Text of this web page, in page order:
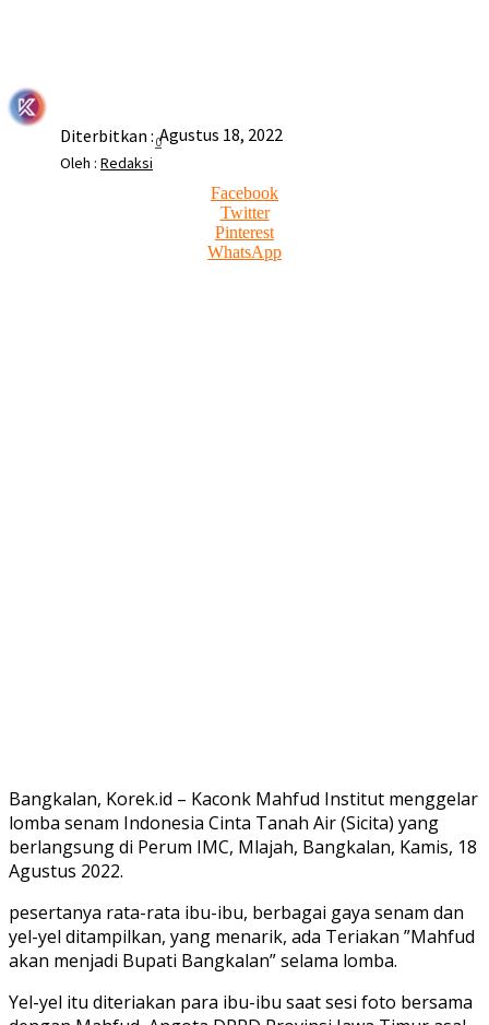
Oleh : Redaksi
0
Diterbitkan : Agustus 18, 2022
Facebook
Twitter
Pinterest
WhatsApp
Bangkalan, Korek.id – Kaconk Mahfud Institut menggelar
lomba senam Indonesia Cinta Tanah Air (Sicita) yang
berlangsung di Perum IMC, Mlajah, Bangkalan, Kamis, 18
Agustus 2022.
pesertanya rata-rata ibu-ibu, berbagai gaya senam dan
yel-yel ditampilkan, yang menarik, ada Teriakan ”Mahfud
akan menjadi Bupati Bangkalan” selama lomba.
Yel-yel itu diteriakan para ibu-ibu saat sesi foto bersama